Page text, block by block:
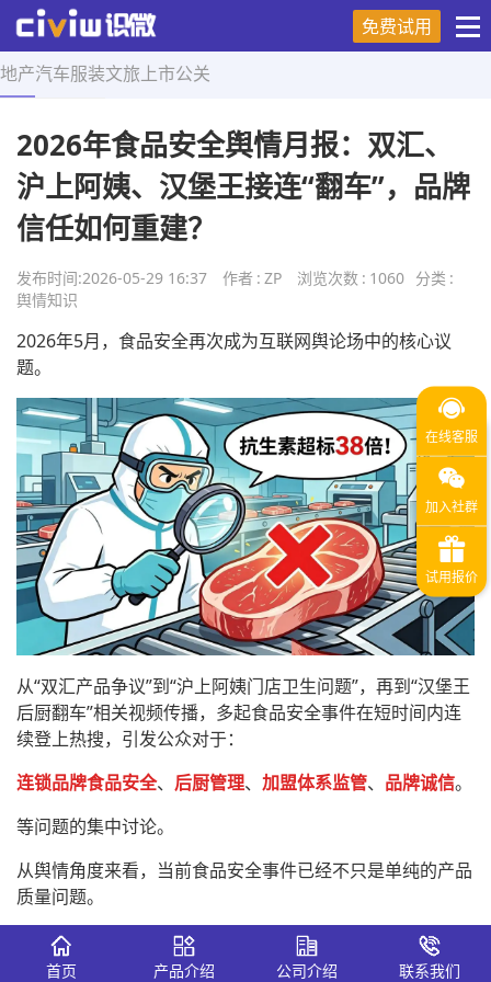
免费试用
地产汽车服装文旅 上市公关
首页 > 舆情知识 > 正文
2026年食品安全舆情月报：双汇、
沪上阿姨、汉堡王接连“翻车”，品牌
信任如何重建？
发布时间:2026-05-29 16:37 作者 : ZP 浏览次数 : 1060 分类 :
舆情知识
2026年5月，食品安全再次成为互联网舆论场中的核心议
题。
从“双汇产品争议”到“沪上阿姨门店卫生问题”，再到“汉堡王
后厨翻车”相关视频传播，多起食品安全事件在短时间内连
续登上热搜，引发公众对于：
连锁品牌食品安全、 后厨管理、 加盟体系监管、 品牌诚信。
等问题的集中讨论。
从舆情角度来看，当前食品安全事件已经不只是单纯的产品
质量问题。
而是逐渐升级为：
首页 产品介绍 公司介绍 联系我们